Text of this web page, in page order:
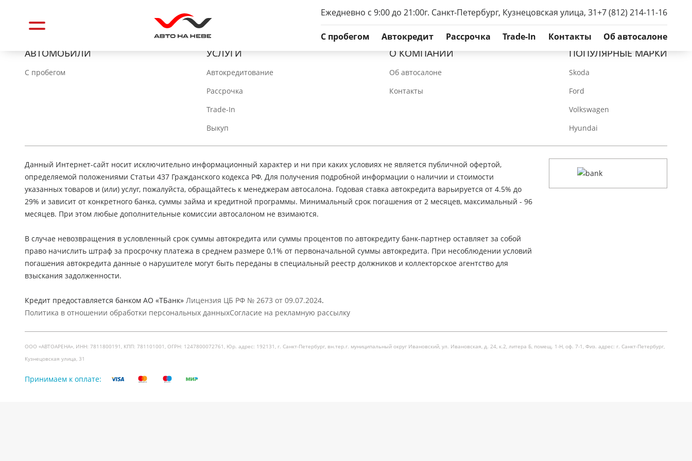
Ежедневно с 9:00 до 21:00г. Санкт-Петербург, Кузнецовская улица, 31+7 (812) 214-11-16
C пробегом Автокредит Рассрочка Trade-In Контакты Об автосалоне
АВТОМОБИЛИ
C пробегом
УСЛУГИ
Автокредитование
Рассрочка
Trade-In
Выкуп
О КОМПАНИИ
Об автосалоне
Контакты
ПОПУЛЯРНЫЕ МАРКИ
Skoda
Ford
Volkswagen
Hyundai
Данный Интернет-сайт носит исключительно информационный характер и ни при каких условиях не является публичной офертой,
определяемой положениями Статьи 437 Гражданского кодекса РФ. Для получения подробной информации о наличии и стоимости
указанных товаров и (или) услуг, пожалуйста, обращайтесь к менеджерам автосалона. Годовая ставка автокредита варьируется от 4.5% до
29% и зависит от конкретного банка, суммы займа и кредитной программы. Минимальный срок погашения от 2 месяцев, максимальный - 96
месяцев. При этом любые дополнительные комиссии автосалоном не взимаются.
В случае невозвращения в условленный срок суммы автокредита или суммы процентов по автокредиту банк-партнер оставляет за собой
право начислить штраф за просрочку платежа в среднем размере 0,1% от первоначальной суммы автокредита. При несоблюдении условий
погашения автокредита данные о нарушителе могут быть переданы в специальный реестр должников и коллекторское агентство для
взыскания задолженности.
Кредит предоставляется банком АО «ТБанк» Лицензия ЦБ РФ № 2673 от 09.07.2024.
Политика в отношении обработки персональных данныхСогласие на рекламную рассылку
ООО «АВТОАРЕНА», ИНН: 7811800191, КПП: 781101001, ОГРН: 1247800072761, Юр. адрес: 192131, г. Санкт-Петербург, вн.тер.г. муниципальный округ Ивановский, ул. Ивановская, д. 24, к.2, литера Б, помещ. 1-Н, оф. 7-1, Физ. адрес: г. Санкт-Петербург,
Кузнецовская улица, 31
Принимаем к оплате: